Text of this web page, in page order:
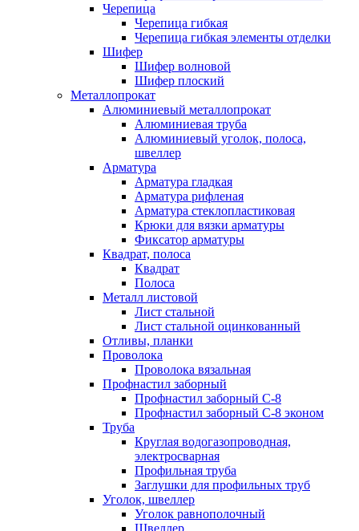
Черепица
Черепица гибкая
Черепица гибкая элементы отделки
Шифер
Шифер волновой
Шифер плоский
Металлопрокат
Алюминиевый металлопрокат
Алюминиевая труба
Алюминиевый уголок, полоса,
швеллер
Арматура
Арматура гладкая
Арматура рифленая
Арматура стеклопластиковая
Крюки для вязки арматуры
Фиксатор арматуры
Квадрат, полоса
Квадрат
Полоса
Металл листовой
Лист стальной
Лист стальной оцинкованный
Отливы, планки
Проволока
Проволока вязальная
Профнастил заборный
Профнастил заборный С-8
Профнастил заборный С-8 эконом
Труба
Круглая водогазопроводная,
электросварная
Профильная труба
Заглушки для профильных труб
Уголок, швеллер
Уголок равнополочный
Швеллер